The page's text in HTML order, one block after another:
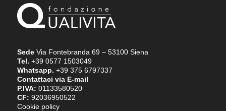
SedeVia Fontebranda 69 – 53100 Siena
Tel. +39 0577 1503049
Whatsapp. +39 375 6797337
Contattaci via E-mail
P.IVA: 01133580520
CF: 92036950522
Cookie policy